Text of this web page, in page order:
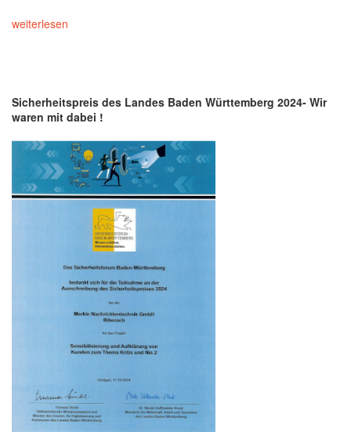
weiterlesen
Sicherheitspreis des Landes Baden Württemberg 2024- Wir
waren mit dabei !